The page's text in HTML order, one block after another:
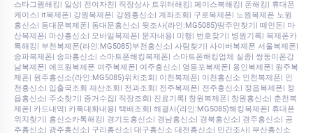
스타그램해킹| 일상| 전여자친| 직장상사 트위터해킹| 페이스북해킹| 폰해킹| 휴대폰
케이스| it복제폰| 강원복제폰| 강원흥신소| 계좌조회| 구로복제폰| 노원복제폰 노원
흥신소| 동대문복제폰| 동대문흥신소| 뒷조사(라인:MG5085)땅주인찾기| 떼인돈| 마
산복제폰| 마산흥신소| 모바일복제폰| 문자내용| 미행| 번호찾기| 병원기록| 복제폰카
톡해킹| 부천복제폰(라인:MG5085)부천흥신소| 사람찾기| 사이버복제폰 서울복제폰|
송파복제폰| 송파흥신소| 스마트폰해킹복제폰| 스마트폰해킹업체 실종| 쌍둥이폰강
남복제폰| 에프원복제폰 여주복제폰| 여주흥신소| 영등포복제폰| 용인복제폰| 원주복
제폰| 원주흥신소(라인:MG5085)위치조회| 이천복제폰| 이천흥신소 인천복제폰| 인
천흥신소| 입출국조회 재산조회| 전과조회| 전주복제폰| 전주흥신소| 정읍복제폰| 정
읍흥신소| 주소찾기| 증거수집| 직장조회| 진료기록| 창원복제폰| 창원흥신소| 춘천복
제폰| 카드내역| 카톡대화내용| 택배조회| 해결사(라인:MG5085)해킹복제폰| 휴대폰
위치찾기| 흥신소카톡해킹| 경기도흥신소| 경남흥신소| 경북흥신소| 경주흥신소| 공
주흥신소| 광주흥신소| 구리흥신소| 대구흥신소 대전흥신소| 민간조사| 부산흥신소